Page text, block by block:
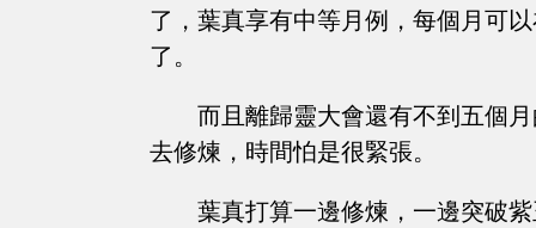
了，葉真享有中等月例，每個月可
了。
而且離歸靈大會還有不到五個
去修煉，時間怕是很緊張。
葉真打算一邊修煉，一邊突破